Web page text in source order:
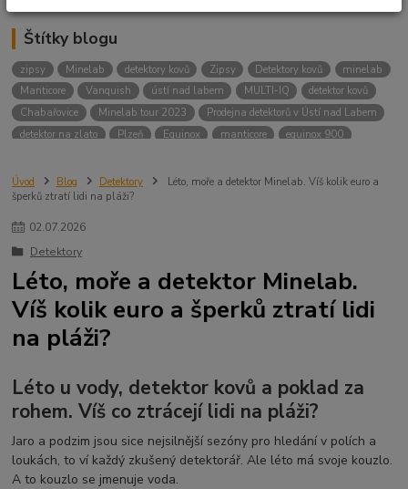
Štítky blogu
zipsy Minelab detektory kovů Zipsy Detektory kovů
minelab
Manticore
Vanquish ústí nad labem MULTI-IQ
detektor kovů
Chabařovice
Minelab tour 2023
Prodejna detektorů v Ústí nad Labem
detektor na zlato
Plzeň Equinox manticore
equinox 900
Sraz detektorářů
Minelab X-Terra Pro prodej detektorů
chabařovice
3D terč
akce Detektor
ÚSTÍ NAD LABEM
Soutěž o detektor
Severní Čechy
hledání pokladů
technologie Multi IQ
Úvod Blog Detektory
Léto, moře a detektor Minelab. Víš kolik euro a
šperků ztratí lidi na pláži?
02.07.2026
Detektory
Léto, moře a detektor Minelab.
Víš kolik euro a šperků ztratí lidi
na pláži?
Léto u vody, detektor kovů a poklad za
rohem. Víš co ztrácejí lidi na pláži?
Jaro a podzim jsou sice nejsilnější sezóny pro hledání v polích a
loukách, to ví každý zkušený detektorář. Ale léto má svoje kouzlo.
A to kouzlo se jmenuje voda.